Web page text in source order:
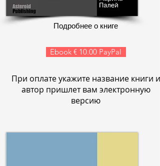
Подробнее о книге
Ebook € 10.00 PayPal
При оплате укажите название книги и
автор пришлет вам электронную
версию